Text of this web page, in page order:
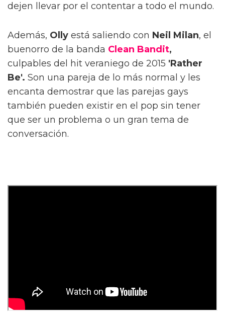
dejen llevar por el contentar a todo el mundo.
Además, Olly está saliendo con Neil Milan, el
buenorro de la banda Clean Bandit,
culpables del hit veraniego de 2015 'Rather
Be'. Son una pareja de lo más normal y les
encanta demostrar que las parejas gays
también pueden existir en el pop sin tener
que ser un problema o un gran tema de
conversación.